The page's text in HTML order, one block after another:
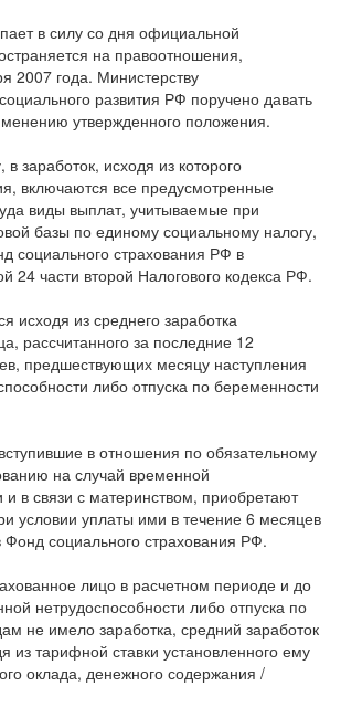
в силу со дня официальной
на правоотношения,
2007 года. Министерству
развития РФ поручено давать
утвержденного положения.
заработок, исходя из которого
включаются все предусмотренные
виды выплат, учитываемые при
базы по единому социальному налогу,
социального страхования РФ в
24 части второй Налогового кодекса РФ.
исходя из среднего заработка
рассчитанного за последние 12
предшествующих месяцу наступления
либо отпуска по беременности
в отношения по обязательному
на случай временной
и в связи с материнством, приобретают
условии уплаты ими в течение 6 месяцев
Фонд социального страхования РФ.
лицо в расчетном периоде и до
нетрудоспособности либо отпуска по
не имело заработка, средний заработок
из тарифной ставки установленного ему
оклада, денежного содержания /